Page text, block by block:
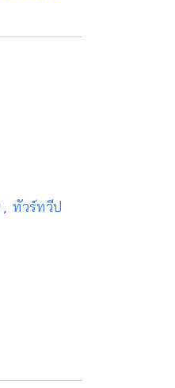
ทัวร์ทวีป